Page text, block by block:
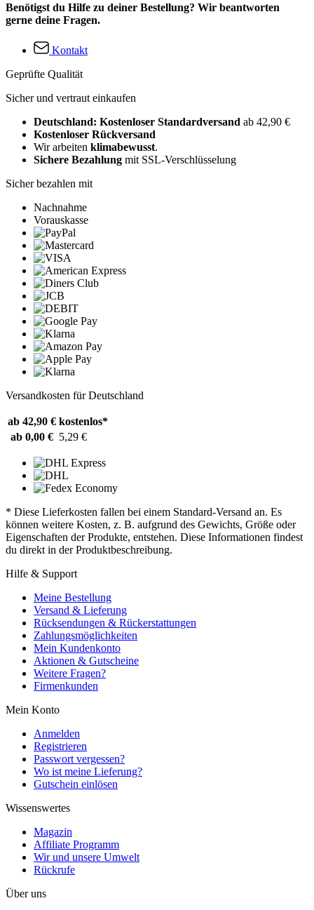
Benötigst du Hilfe zu deiner Bestellung? Wir beantworten
gerne deine Fragen.
Kontakt
Geprüfte Qualität
Sicher und vertraut einkaufen
Deutschland: Kostenloser Standardversand ab 42,90 €
Kostenloser Rückversand
Wir arbeiten klimabewusst.
Sichere Bezahlung mit SSL-Verschlüsselung
Sicher bezahlen mit
Nachnahme
Vorauskasse
Versandkosten für Deutschland
ab 42,90 € kostenlos*
ab 0,00 € 5,29 €
* Diese Lieferkosten fallen bei einem Standard-Versand an. Es
können weitere Kosten, z. B. aufgrund des Gewichts, Größe oder
Eigenschaften der Produkte, entstehen. Diese Informationen findest
du direkt in der Produktbeschreibung.
Hilfe & Support
Meine Bestellung
Versand & Lieferung
Rücksendungen & Rückerstattungen
Zahlungsmöglichkeiten
Mein Kundenkonto
Aktionen & Gutscheine
Weitere Fragen?
Firmenkunden
Mein Konto
Anmelden
Registrieren
Passwort vergessen?
Wo ist meine Lieferung?
Gutschein einlösen
Wissenswertes
Magazin
Affiliate Programm
Wir und unsere Umwelt
Rückrufe
Über uns